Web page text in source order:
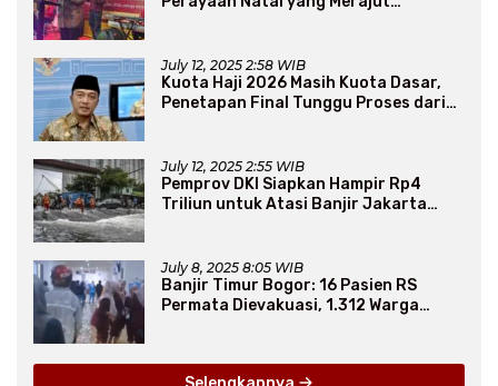
July 12, 2025 2:58 WIB
Kuota Haji 2026 Masih Kuota Dasar,
Penetapan Final Tunggu Proses dari
July 12, 2025 2:55 WIB
Pemprov DKI Siapkan Hampir Rp4
Triliun untuk Atasi Banjir Jakarta
July 8, 2025 8:05 WIB
Banjir Timur Bogor: 16 Pasien RS
Permata Dievakuasi, 1.312 Warga